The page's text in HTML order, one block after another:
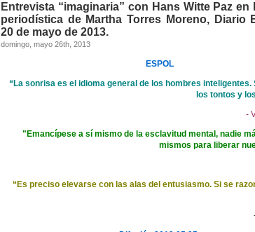
Entrevista “imaginaria” con Hans Witte Paz en
periodística de Martha Torres Moreno, Diario
20 de mayo de 2013.
domingo, mayo 26th, 2013
ESPOL
“La sonrisa es el idioma general de los hombres inteligentes.
los tontos y
-
"Emancípese a sí mismo de la esclavitud mental, nadie
mismos para liberar
“Es preciso elevarse con las alas del entusiasmo. Si se